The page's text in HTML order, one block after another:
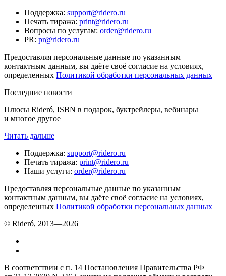
Поддержка: support@ridero.ru
Печать тиража: print@ridero.ru
Вопросы по услугам: order@ridero.ru
PR: pr@ridero.ru
Предоставляя персональные данные по указанным
контактным данным, вы даёте своё согласие на условиях,
определенных Политикой обработки персональных данных
Последние новости
Плюсы Rideró, ISBN в подарок, буктрейлеры, вебинары
и многое другое
Читать дальше
Поддержка: support@ridero.ru
Печать тиража: print@ridero.ru
Наши услуги: order@ridero.ru
Предоставляя персональные данные по указанным
контактным данным, вы даёте своё согласие на условиях,
определенных Политикой обработки персональных данных
© Rideró, 2013—2026
В соответствии с п. 14 Постановления Правительства РФ